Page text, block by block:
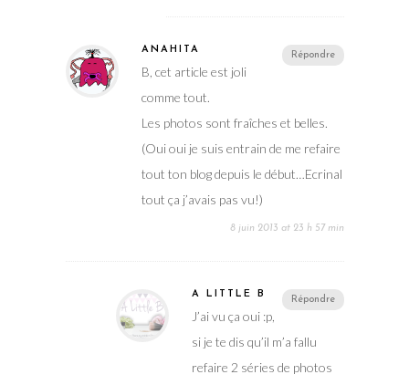
Répondre
ANAHITA
B, cet article est joli
comme tout.
Les photos sont fraîches et belles.
(Oui oui je suis entrain de me refaire
tout ton blog depuis le début…Ecrinal
tout ça j’avais pas vu!)
8 juin 2013 at 23 h 57 min
Répondre
A LITTLE B
J’ai vu ça oui :p,
si je te dis qu’il m’a fallu
refaire 2 séries de photos